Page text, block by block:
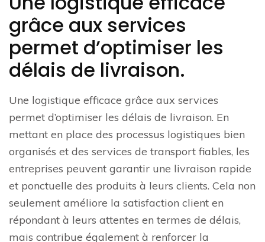
grâce aux services
permet d’optimiser les
délais de livraison.
Une logistique efficace grâce aux services
permet d’optimiser les délais de livraison. En
mettant en place des processus logistiques bien
organisés et des services de transport fiables, les
entreprises peuvent garantir une livraison rapide
et ponctuelle des produits à leurs clients. Cela non
seulement améliore la satisfaction client en
répondant à leurs attentes en termes de délais,
mais contribue également à renforcer la